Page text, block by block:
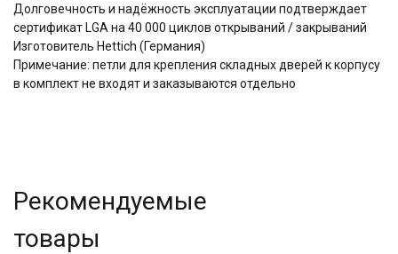
Долговечность и надёжность эксплуатации подтверждает
сертификат LGA на 40 000 циклов открываний / закрываний
Изготовитель Hettich (Германия)
Примечание: петли для крепления складных дверей к корпусу
в комплект не входят и заказываются отдельно
Рекомендуемые
товары